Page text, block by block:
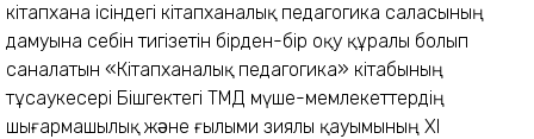
кітапхана ісіндегі кітапханалық педагогика саласының
дамуына себін тигізетін бірден-бір оқу құралы болып
саналатын «Кітапханалық педагогика» кітабының
тұсаукесері Бішгектегі ТМД мүше-мемлекеттердің
шығармашылық жəне ғылыми зиялы қауымының ХІ